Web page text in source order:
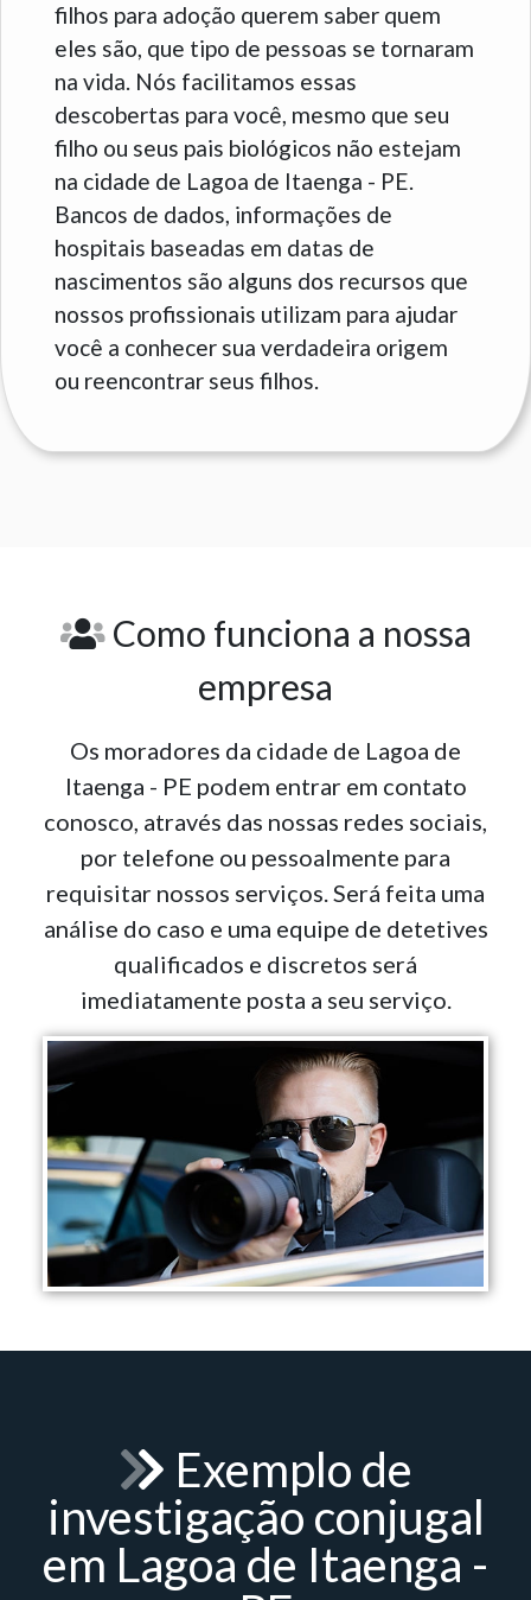
filhos para adoção querem saber quem
eles são, que tipo de pessoas se tornaram
na vida. Nós facilitamos essas
descobertas para você, mesmo que seu
filho ou seus pais biológicos não estejam
na cidade de Lagoa de Itaenga - PE.
Bancos de dados, informações de
hospitais baseadas em datas de
nascimentos são alguns dos recursos que
nossos profissionais utilizam para ajudar
você a conhecer sua verdadeira origem
ou reencontrar seus filhos.
Como funciona a nossa
empresa
Os moradores da cidade de Lagoa de
Itaenga - PE podem entrar em contato
conosco, através das nossas redes sociais,
por telefone ou pessoalmente para
requisitar nossos serviços. Será feita uma
análise do caso e uma equipe de detetives
qualificados e discretos será
imediatamente posta a seu serviço.
Exemplo de
investigação conjugal
em Lagoa de Itaenga -